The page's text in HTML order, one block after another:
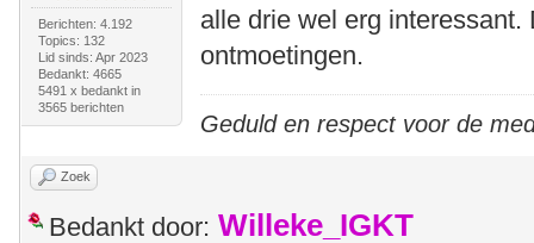
Berichten: 4.192
Topics: 132
Lid sinds: Apr 2023
Bedankt: 4665
5491 x bedankt in
3565 berichten
alle drie wel erg
ontmoetingen.
Geduld en respect voor de
Zoek
Bedankt door: Willeke_IGKT